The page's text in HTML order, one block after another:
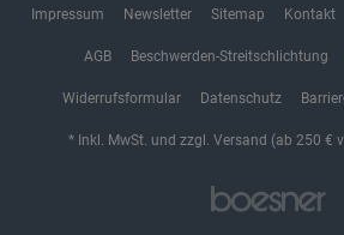
Impressum Newsletter Sitemap Kontakt
AGB Beschwerden-Streitschlichtung
Widerrufsformular Datenschutz
* Inkl. MwSt. und zzgl. Versand (ab 250 €